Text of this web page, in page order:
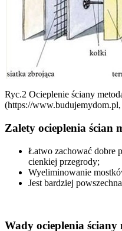
Ryc.2 Ocieplenie ściany
(https://
Zalety ocieplenia ścian
Łatwo zachować dobre
cienkiej przegrody;
Wyeliminowanie
Jest bardziej
Wady ocieplenia